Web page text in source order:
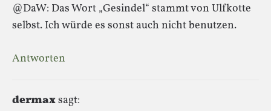
@DaW: Das Wort „Gesindel“ stammt von Ulfkotte
selbst. Ich würde es sonst auch nicht benutzen.
Antworten
dermaxsagt: